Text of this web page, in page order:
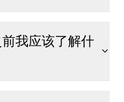
我应该了解什